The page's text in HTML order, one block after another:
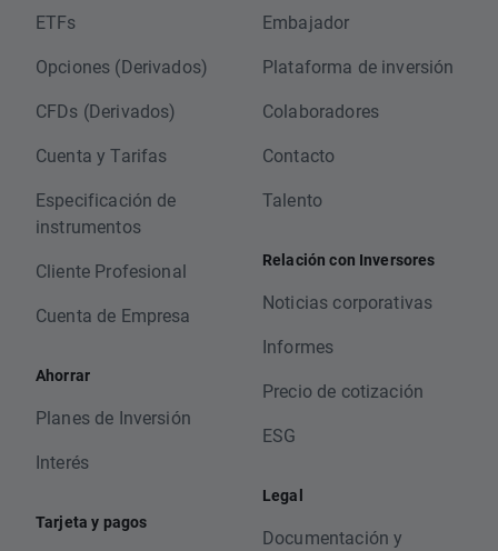
ETFs
Opciones (Derivados)
CFDs (Derivados)
Cuenta y Tarifas
Especificación de
instrumentos
Cliente Profesional
Cuenta de Empresa
Ahorrar
Planes de Inversión
Interés
Tarjeta y pagos
Embajador
Plataforma de inversión
Colaboradores
Contacto
Talento
Relación con Inversores
Noticias corporativas
Informes
Precio de cotización
ESG
Legal
Documentación y